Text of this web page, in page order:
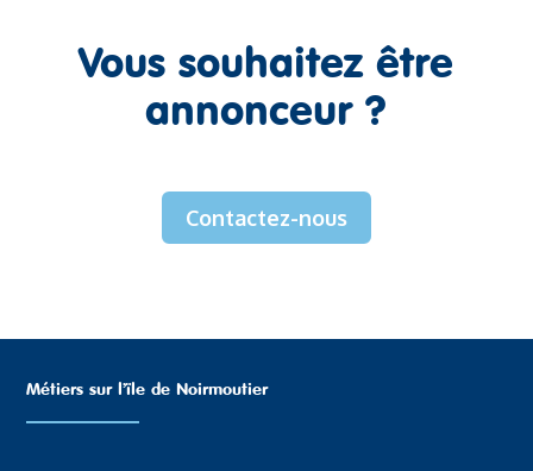
Vous souhaitez être
annonceur ?
Contactez-nous
Métiers sur l’ïle de Noirmoutier